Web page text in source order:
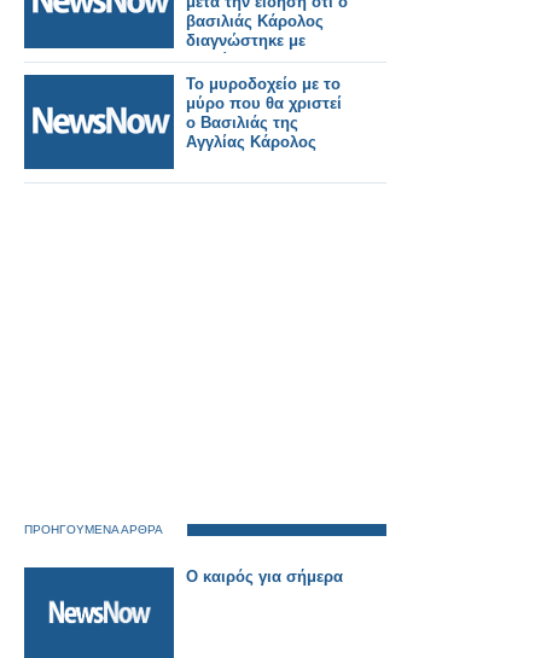
βασιλιάς Κάρολος
διαγνώστηκε με
καρκίνο...
Το μυροδοχείο με το
μύρο που θα χριστεί
ο Βασιλιάς της
Αγγλίας Κάρολος
ΠΡΟΗΓΟΥΜΕΝΑ ΑΡΘΡΑ
O καιρός για σήμερα